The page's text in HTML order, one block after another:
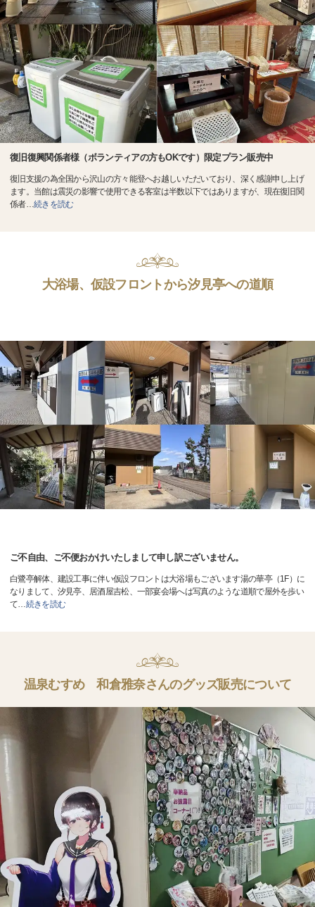
復旧復興関係者様（ボランティアの方もOKです）限定プラン販売中
復旧支援の為全国から沢山の方々能登へお越しいただいており、深く感謝申し上げ
ます。当館は震災の影響で使用できる客室は半数以下ではありますが、現在復旧関
係者…続きを読む
大浴場、仮設フロントから汐見亭への道順
ご不自由、ご不便おかけいたしまして申し訳ございません。
白鷺亭解体、建設工事に伴い仮設フロントは大浴場もございます湯の華亭（1F）に
なりまして、汐見亭、居酒屋吉松、一部宴会場へは写真のような道順で屋外を歩い
て…続きを読む
温泉むすめ 和倉雅奈さんのグッズ販売について